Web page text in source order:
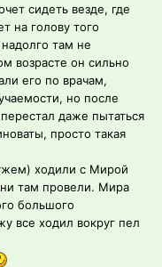
сидеть везде, где
на голову того
там не
возрасте он сильно
его по врачам,
но после
даже пытаться
просто такая
ходили с Мирой
там провели. Мира
большого
все ходил вокруг пел